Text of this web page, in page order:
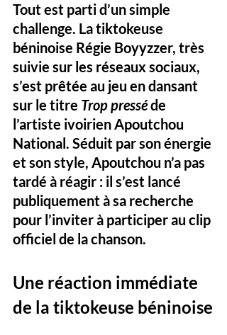
Tout est parti d’un simple
challenge. La tiktokeuse
béninoise Régie Boyyzzer, très
suivie sur les réseaux sociaux,
s’est prêtée au jeu en dansant
sur le titre Trop pressé de
l’artiste ivoirien Apoutchou
National. Séduit par son énergie
et son style, Apoutchou n’a pas
tardé à réagir : il s’est lancé
publiquement à sa recherche
pour l’inviter à participer au clip
officiel de la chanson.
Une réaction immédiate
de la tiktokeuse béninoise